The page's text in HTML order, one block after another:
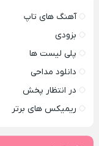
آهنگ های تاپ
بزودی
پلی لیست ها
دانلود مداحی
در انتظار پخش
ریمیکس های برتر